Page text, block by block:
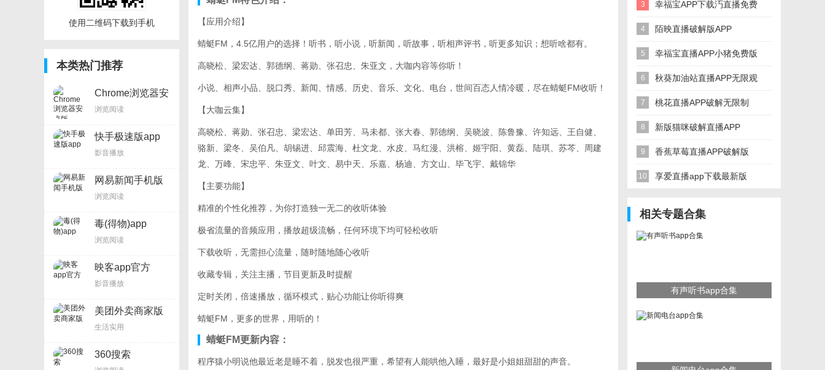
使用二维码下载到手机
本类热门推荐
Chrome浏览器安
卓版
浏览阅读
快手极速版app
影音播放
网易新闻手机版
浏览阅读
毒(得物)app
浏览阅读
映客app官方
影音播放
美团外卖商家版
生活实用
360搜索
【应用介绍】
蜻蜓FM，4.5亿用户的选择！听书，听小说，听新闻，听故事，听相声评书，听更多知识；想听啥都有。
高晓松、梁宏达、郭德纲、蒋勋、张召忠、朱亚文，大咖内容等你听！
小说、相声小品、脱口秀、新闻、情感、历史、音乐、文化、电台，世间百态人情冷暖，尽在蜻蜓FM收听！
【大咖云集】
高晓松、蒋勋、张召忠、梁宏达、单田芳、马未都、张大春、郭德纲、吴晓波、陈鲁豫、许知远、王自健、
骆新、梁冬、吴伯凡、胡锡进、邱震海、杜文龙、水皮、马红漫、洪榕、姬宇阳、黄磊、陆琪、苏芩、周建
龙、万峰、宋忠平、朱亚文、叶文、易中天、乐嘉、杨迪、方文山、毕飞宇、戴锦华
【主要功能】
精准的个性化推荐，为你打造独一无二的收听体验
极省流量的音频应用，播放超级流畅，任何环境下均可轻松收听
下载收听，无需担心流量，随时随地随心收听
收藏专辑，关注主播，节目更新及时提醒
定时关闭，倍速播放，循环模式，贴心功能让你听得爽
蜻蜓FM，更多的世界，用听的！
蜻蜓FM更新内容：
程序猿小明说他最近老是睡不着，脱发也很严重，希望有人能哄他入睡，最好是小姐姐甜甜的声音。
3 幸福宝APP下载汅直播免费
4 陌映直播破解版APP
5 幸福宝直播APP小猪免费版
6 秋葵加油站直播APP无限观
看
7 桃花直播APP破解无限制
8 新版猫咪破解直播APP
9 香蕉草莓直播APP破解版
10 享爱直播app下载最新版
相关专题合集
有声听书app合集